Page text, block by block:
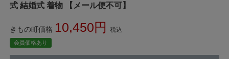
式 結婚式 着物 【メール便不可】
きもの町価格 10,450 税込
会員価格あり